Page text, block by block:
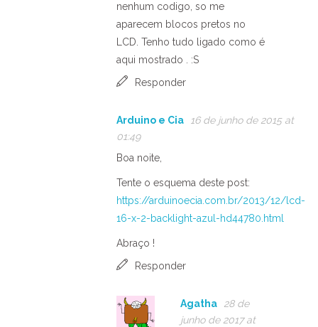
nenhum codigo, so me
aparecem blocos pretos no
LCD. Tenho tudo ligado como é
aqui mostrado . :S
Responder
Arduino e Cia
16 de junho de 2015 at
01:49
Boa noite,
Tente o esquema deste post:
https://arduinoecia.com.br/2013/12/lcd-
16-x-2-backlight-azul-hd44780.html
Abraço !
Responder
Agatha
28 de
junho de 2017 at